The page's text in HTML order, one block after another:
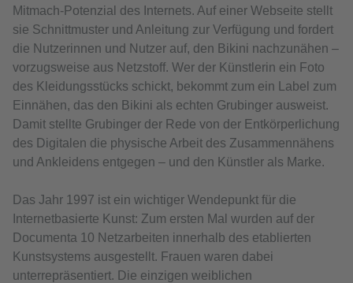
Mitmach-Potenzial des Internets. Auf einer Webseite stellt
sie Schnittmuster und Anleitung zur Verfügung und fordert
die Nutzerinnen und Nutzer auf, den Bikini nachzunähen –
vorzugsweise aus Netzstoff. Wer der Künstlerin ein Foto
des Kleidungsstücks schickt, bekommt zum ein Label zum
Einnähen, das den Bikini als echten Grubinger ausweist.
Damit stellte Grubinger der Rede von der Entkörperlichung
des Digitalen die physische Arbeit des Zusammennähens
und Ankleidens entgegen – und den Künstler als Marke.
Das Jahr 1997 ist ein wichtiger Wendepunkt für die
Internetbasierte Kunst: Zum ersten Mal wurden auf der
Documenta 10 Netzarbeiten innerhalb des etablierten
Kunstsystems ausgestellt. Frauen waren dabei
unterrepräsentiert. Die einzigen weiblichen